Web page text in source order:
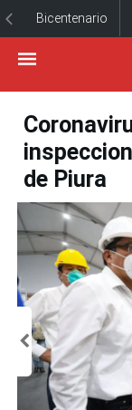
Bicentenario
de Piura